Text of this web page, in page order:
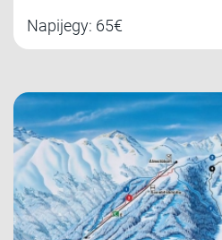
Napijegy: 65€